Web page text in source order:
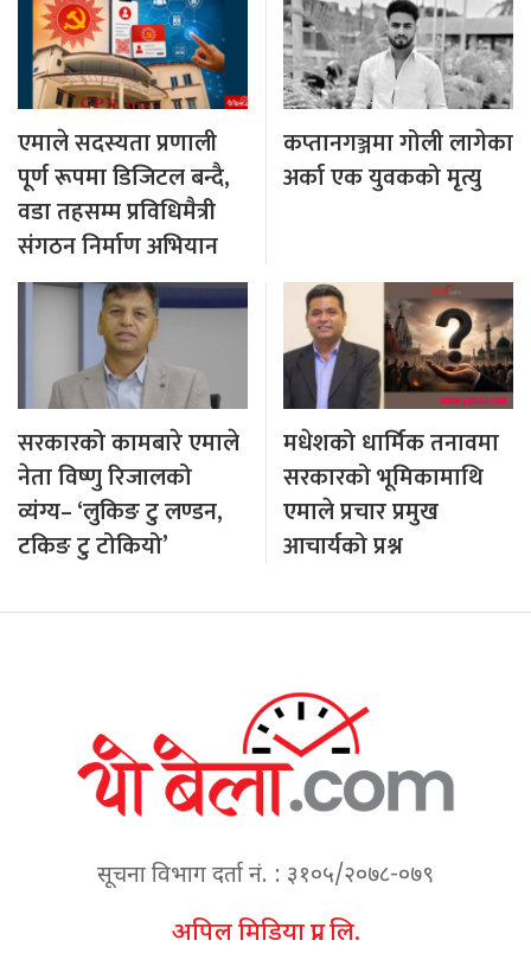
एमाले सदस्यता प्रणाली
पूर्ण रूपमा डिजिटल बन्दै,
वडा तहसम्म प्रविधिमैत्री
संगठन निर्माण अभियान
कप्तानगञ्जमा गोली लागेका
अर्का एक युवकको मृत्यु
सरकारको कामबारे एमाले
नेता विष्णु रिजालको
व्यंग्य– ‘लुकिङ टु लण्डन,
टकिङ टु टोकियो’
मधेशको धार्मिक तनावमा
सरकारको भूमिकामाथि
एमाले प्रचार प्रमुख
आचार्यको प्रश्न
सूचना विभाग दर्ता नं. : ३१०५/२०७८-०७९
अपिल मिडिया प्रा. लि.